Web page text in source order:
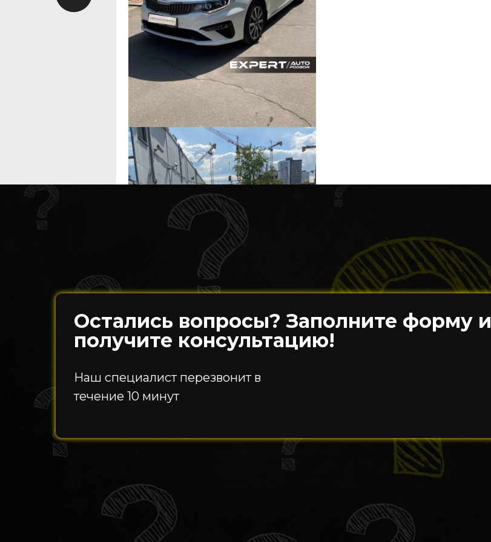
Наш специалист перезвонит в
течение 10 минут
Остались вопросы? Заполните форму и
получите консультацию!